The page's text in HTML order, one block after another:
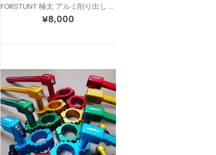
FORSTUNT 極太 アルミ削り出し スタント 汎用 ステップ ペグ
¥8,000